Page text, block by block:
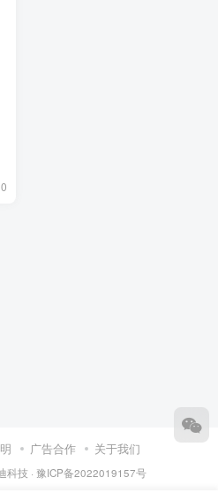
广告合作 关于我们
科技 · 豫ICP备2022019157号